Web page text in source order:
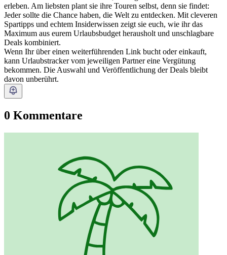
erleben. Am liebsten plant sie ihre Touren selbst, denn sie findet:
Jeder sollte die Chance haben, die Welt zu entdecken. Mit cleveren
Spartipps und echtem Insiderwissen zeigt sie euch, wie ihr das
Maximum aus eurem Urlaubsbudget herausholt und unschlagbare
Deals kombiniert.
Wenn Ihr über einen weiterführenden Link bucht oder einkauft,
kann Urlaubstracker vom jeweiligen Partner eine Vergütung
bekommen. Die Auswahl und Veröffentlichung der Deals bleibt
davon unberührt.
0 Kommentare